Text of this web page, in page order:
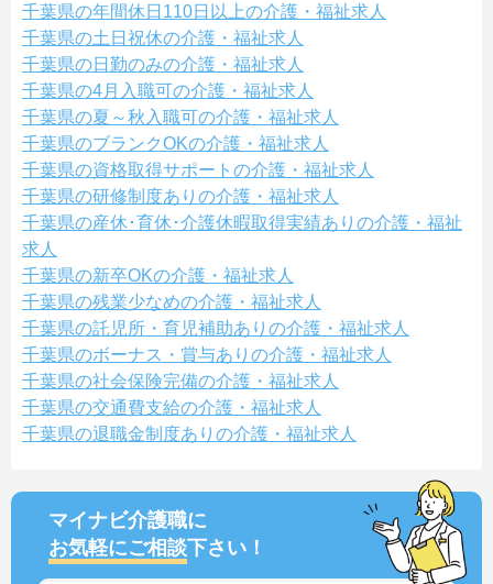
千葉県の年間休日110日以上の介護・福祉求人
千葉県の土日祝休の介護・福祉求人
千葉県の日勤のみの介護・福祉求人
千葉県の4月入職可の介護・福祉求人
千葉県の夏～秋入職可の介護・福祉求人
千葉県のブランクOKの介護・福祉求人
千葉県の資格取得サポートの介護・福祉求人
千葉県の研修制度ありの介護・福祉求人
千葉県の産休･育休･介護休暇取得実績ありの介護・福祉
求人
千葉県の新卒OKの介護・福祉求人
千葉県の残業少なめの介護・福祉求人
千葉県の託児所・育児補助ありの介護・福祉求人
千葉県のボーナス・賞与ありの介護・福祉求人
千葉県の社会保険完備の介護・福祉求人
千葉県の交通費支給の介護・福祉求人
千葉県の退職金制度ありの介護・福祉求人
マイナビ介護職に
お気軽にご相談下さい！